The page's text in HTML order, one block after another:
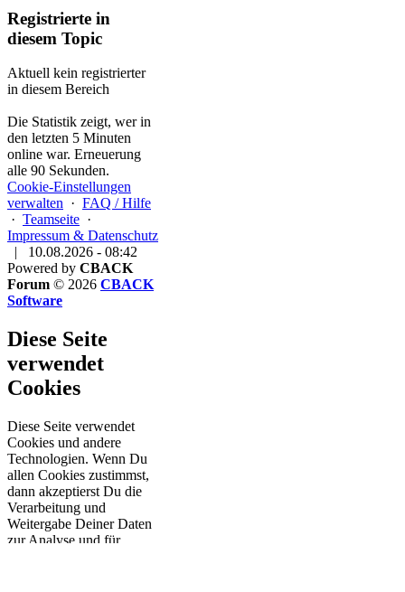
Registrierte in
diesem Topic
Aktuell kein registrierter
in diesem Bereich
Die Statistik zeigt, wer in
den letzten 5 Minuten
online war. Erneuerung
alle 90 Sekunden.
Cookie-Einstellungen
verwalten · FAQ / Hilfe
· Teamseite ·
Impressum & Datenschutz
|
10.08.2026 - 08:42
Powered by CBACK
Forum © 2026 CBACK
Software
Diese Seite
verwendet
Cookies
Diese Seite verwendet
Cookies und andere
Technologien. Wenn Du
allen Cookies zustimmst,
dann akzeptierst Du die
Verarbeitung und
Weitergabe Deiner Daten
zur Analyse und für